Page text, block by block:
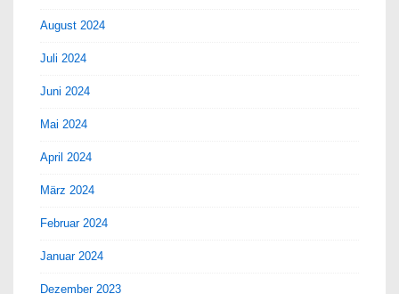
August 2024
Juli 2024
Juni 2024
Mai 2024
April 2024
März 2024
Februar 2024
Januar 2024
Dezember 2023